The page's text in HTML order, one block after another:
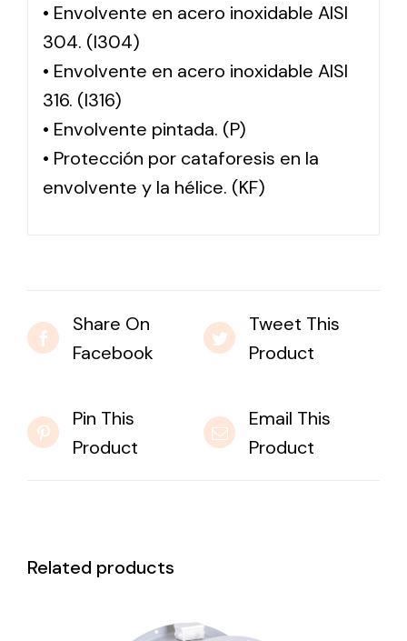
• Envolvente en acero inoxidable AISI
304. (I304)
• Envolvente en acero inoxidable AISI
316. (I316)
• Envolvente pintada. (P)
• Protección por cataforesis en la
envolvente y la hélice. (KF)
Share On
Facebook
Tweet This
Product
Pin This
Product
Email This
Product
Related products